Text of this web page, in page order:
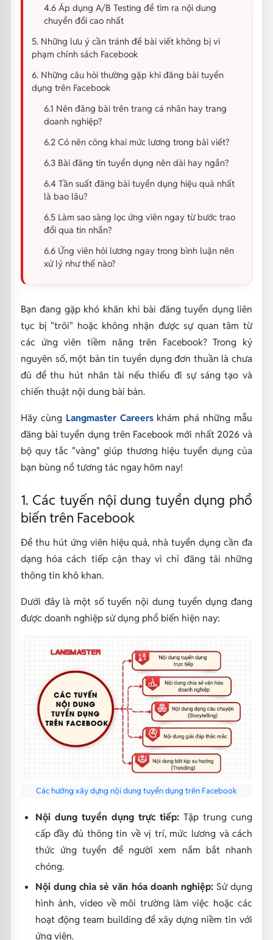
4.6 Áp dụng A/B Testing để tìm ra nội dung
chuyển đổi cao nhất
5. Những lưu ý cần tránh để bài viết không bị vi
phạm chính sách Facebook
6. Những câu hỏi thường gặp khi đăng bài tuyển
dụng trên Facebook
6.1 Nên đăng bài trên trang cá nhân hay trang
doanh nghiệp?
6.2 Có nên công khai mức lương trong bài viết?
6.3 Bài đăng tin tuyển dụng nên dài hay ngắn?
6.4 Tần suất đăng bài tuyển dụng hiệu quả nhất
là bao lâu?
6.5 Làm sao sàng lọc ứng viên ngay từ bước trao
đổi qua tin nhắn?
6.6 Ứng viên hỏi lương ngay trong bình luận nên
xử lý như thế nào?
Bạn đang gặp khó khăn khi bài đăng tuyển dụng liên
tục bị "trôi" hoặc không nhận được sự quan tâm từ
các ứng viên tiềm năng trên Facebook? Trong kỷ
nguyên số, một bản tin tuyển dụng đơn thuần là chưa
đủ để thu hút nhân tài nếu thiếu đi sự sáng tạo và
chiến thuật nội dung bài bản.
Hãy cùngLangmaster Careers khám phá những mẫu
đăng bài tuyển dụng trên Facebook mới nhất 2026 và
bộ quy tắc "vàng" giúp thương hiệu tuyển dụng của
bạn bùng nổ tương tác ngay hôm nay!
1. Các tuyến nội dung tuyển dụng phổ
biến trên Facebook
Để thu hút ứng viên hiệu quả, nhà tuyển dụng cần đa
dạng hóa cách tiếp cận thay vì chỉ đăng tải những
thông tin khô khan.
Dưới đây là một số tuyến nội dung tuyển dụng đang
được doanh nghiệp sử dụng phổ biến hiện nay:
Các hướng xây dựng nội dung tuyển dụng trên Facebook
Nội dung tuyển dụng trực tiếp: Tập trung cung
cấp đầy đủ thông tin về vị trí, mức lương và cách
thức ứng tuyển để người xem nắm bắt nhanh
chóng.
Nội dung chia sẻ văn hóa doanh nghiệp:Sử dụng
hình ảnh, video về môi trường làm việc hoặc các
hoạt động team building để xây dựng niềm tin với
ứng viên.